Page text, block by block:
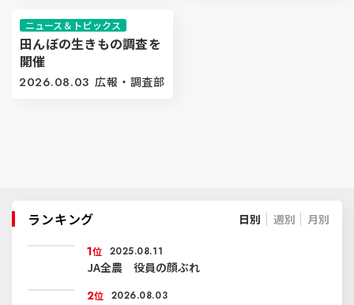
ニュース＆トピックス
田んぼの生きもの調査を
開催
2026.08.03 広報・調査部
ランキング 日別 週別 月別
1位 2025.08.11
JA全農 役員の顔ぶれ
2位 2026.08.03